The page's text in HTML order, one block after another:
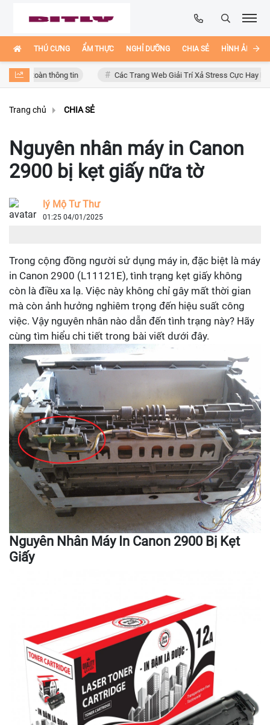
THÚ CƯNG ẨM THỰC NGHỈ DƯỠNG CHIA SẺ HÌNH ẢNH
thông tin Các Trang Web Giải Trí Xả Stress Cực Hay Ho Trên
Trang chủ CHIA SẺ
Nguyên nhân máy in Canon
2900 bị kẹt giấy nữa tờ
lý Mộ Tư Thư
01:25 04/01/2025
Trong cộng đồng người sử dụng máy in, đặc biệt là máy
in Canon 2900 (L11121E), tình trạng kẹt giấy không
còn là điều xa lạ. Việc này không chỉ gây mất thời gian
mà còn ảnh hưởng nghiêm trọng đến hiệu suất công
việc. Vậy nguyên nhân nào dẫn đến tình trạng này? Hãy
cùng tìm hiểu chi tiết trong bài viết dưới đây.
Nguyên Nhân Máy In Canon 2900 Bị Kẹt
Giấy